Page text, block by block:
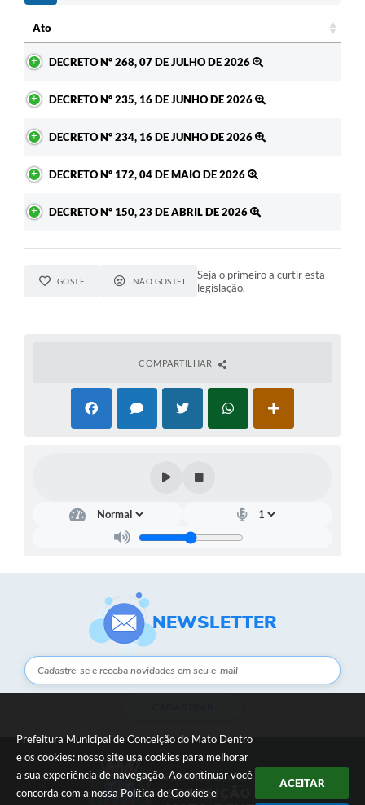
Prefeitura Municipal de Conceição do Mato Dentro
e os cookies: nosso site usa cookies para melhorar
a sua experiência de navegação. Ao continuar você
concorda com a nossa Política de Cookies e
ACEITAR
Ato
DECRETO Nº 268, 07 DE JULHO DE 2026
DECRETO Nº 235, 16 DE JUNHO DE 2026
DECRETO Nº 234, 16 DE JUNHO DE 2026
DECRETO Nº 172, 04 DE MAIO DE 2026
DECRETO Nº 150, 23 DE ABRIL DE 2026
GOSTEI NÃO GOSTEI
Seja o primeiro a curtir esta
legislação.
COMPARTILHAR
NEWSLETTER